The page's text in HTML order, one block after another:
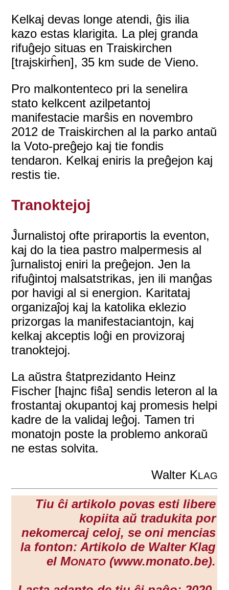
Kelkaj devas longe atendi, ĝis ilia
kazo estas klarigita. La plej granda
rifuĝejo situas en Traiskirchen
[trajskirĥen], 35 km sude de Vieno.
Pro malkontenteco pri la senelira
stato kelkcent azilpetantoj
manifestacie marŝis en novembro
2012 de Traiskirchen al la parko antaŭ
la Voto-preĝejo kaj tie fondis
tendaron. Kelkaj eniris la preĝejon kaj
restis tie.
Tranoktejoj
Ĵurnalistoj ofte priraportis la eventon,
kaj do la tiea pastro malpermesis al
ĵurnalistoj eniri la preĝejon. Jen la
rifuĝintoj malsatstrikas, jen ili manĝas
por havigi al si energion. Karitataj
organizaĵoj kaj la katolika eklezio
prizorgas la manifestaciantojn, kaj
kelkaj akceptis loĝi en provizoraj
tranoktejoj.
La aŭstra ŝtatprezidanto Heinz
Fischer [hajnc fiŝa] sendis leteron al la
frostantaj okupantoj kaj promesis helpi
kadre de la validaj leĝoj. Tamen tri
monatojn poste la problemo ankoraŭ
ne estas solvita.
Walter KLAG
Tiu ĉi artikolo povas esti libere
kopiita aŭ tradukita por
nekomercaj celoj, se oni mencias
la fonton: Artikolo de Walter Klag
el MONATO (www.monato.be).